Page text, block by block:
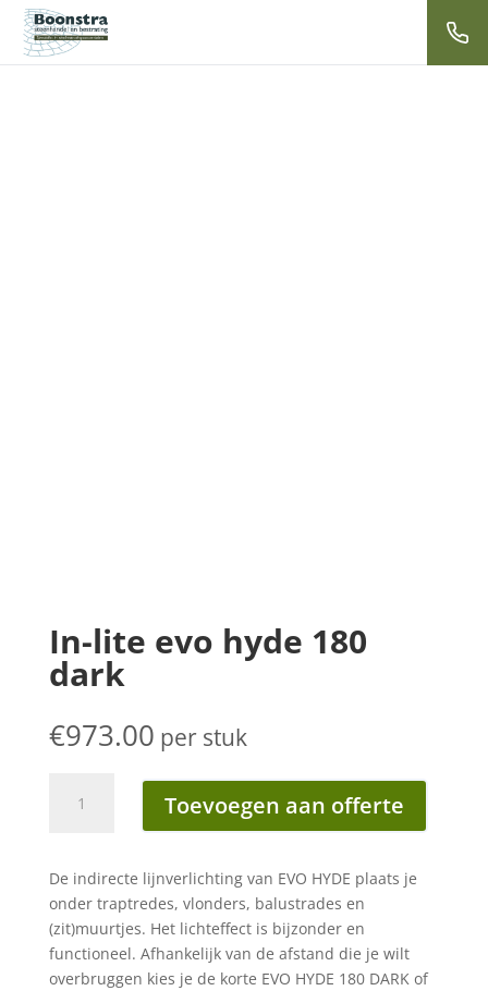
In-lite evo hyde 180
dark
€973.00 per stuk
180
dark
aantal
Toevoegen aan offerte
De indirecte lijnverlichting van EVO HYDE plaats je
onder traptredes, vlonders, balustrades en
(zit)muurtjes. Het lichteffect is bijzonder en
functioneel. Afhankelijk van de afstand die je wilt
overbruggen kies je de korte EVO HYDE 180 DARK of